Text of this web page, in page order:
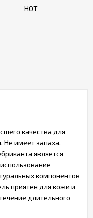
HOT
качества для
Не имеет запаха.
является
компонентов
приятен для кожи и
длительного